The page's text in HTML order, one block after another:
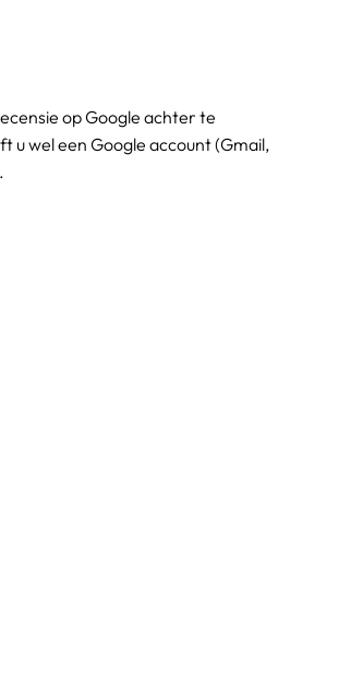
op Google achter te
u wel een Google account (Gmail,